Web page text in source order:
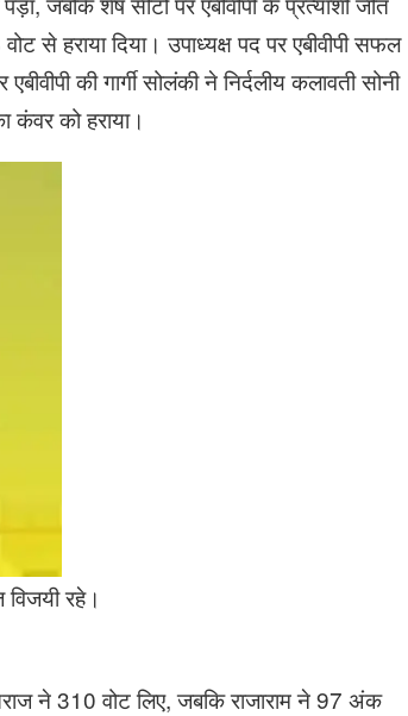
से हराया दिया। उपाध्यक्ष पद पर एबीवीपी सफल
की गार्गी सोलंकी ने निर्दलीय कलावती सोनी
कंवर को हराया।
रहे।
ने 310 वोट लिए, जबकि राजाराम ने 97 अंक